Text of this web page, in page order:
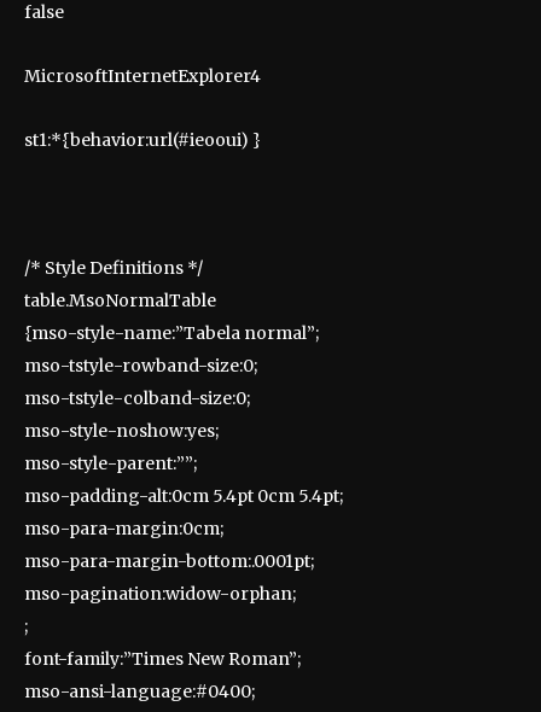
false
MicrosoftInternetExplorer4
st1:*{behavior:url(#ieooui) }
/* Style Definitions */
table.MsoNormalTable
{mso-style-name:”Tabela normal”;
mso-tstyle-rowband-size:0;
mso-tstyle-colband-size:0;
mso-style-noshow:yes;
mso-style-parent:””;
mso-padding-alt:0cm 5.4pt 0cm 5.4pt;
mso-para-margin:0cm;
mso-para-margin-bottom:.0001pt;
mso-pagination:widow-orphan;
;
font-family:”Times New Roman”;
mso-ansi-language:#0400;